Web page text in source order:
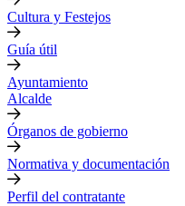
Cultura y Festejos
Guía útil
Ayuntamiento
Alcalde
Órganos de gobierno
Normativa y documentación
Perfil del contratante